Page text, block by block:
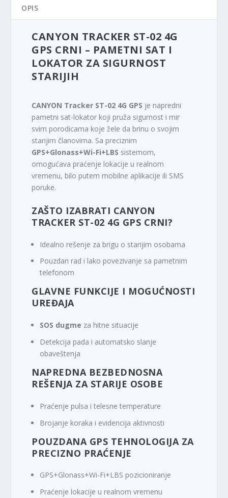
OPIS
CANYON TRACKER ST-02 4G
GPS CRNI – PAMETNI SAT I
LOKATOR ZA SIGURNOST
STARIJIH
CANYON Tracker ST-02 4G GPS je napredni
pametni sat-lokator koji pruža sigurnost i mir
svim porodicama koje žele da brinu o svojim
starijim članovima. Sa preciznim
GPS+Glonass+Wi-Fi+LBS sistemom,
omogućava praćenje lokacije u realnom
vremenu, bilo putem mobilne aplikacije ili SMS
poruke.
ZAŠTO IZABRATI CANYON
TRACKER ST-02 4G GPS CRNI?
Idealno rešenje za brigu o starijim osobama
Pouzdan rad i lako povezivanje sa pametnim
telefonom
GLAVNE FUNKCIJE I MOGUĆNOSTI
UREĐAJA
SOS dugme za hitne situacije
Detekcija pada i automatsko slanje
obaveštenja
NAPREDNA BEZBEDNOSNA
REŠENJA ZA STARIJE OSOBE
Praćenje pulsa i telesne temperature
Brojanje koraka i evidencija aktivnosti
POUZDANA GPS TEHNOLOGIJA ZA
PRECIZNO PRAĆENJE
GPS+Glonass+Wi-Fi+LBS pozicioniranje
Praćenje lokacije u realnom vremenu